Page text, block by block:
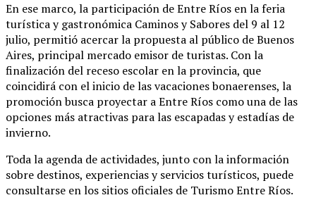
En ese marco, la participación de Entre Ríos en la feria
turística y gastronómica Caminos y Sabores del 9 al 12
julio, permitió acercar la propuesta al público de Buenos
Aires, principal mercado emisor de turistas. Con la
finalización del receso escolar en la provincia, que
coincidirá con el inicio de las vacaciones bonaerenses, la
promoción busca proyectar a Entre Ríos como una de las
opciones más atractivas para las escapadas y estadías de
invierno.
Toda la agenda de actividades, junto con la información
sobre destinos, experiencias y servicios turísticos, puede
consultarse en los sitios oficiales de Turismo Entre Ríos.